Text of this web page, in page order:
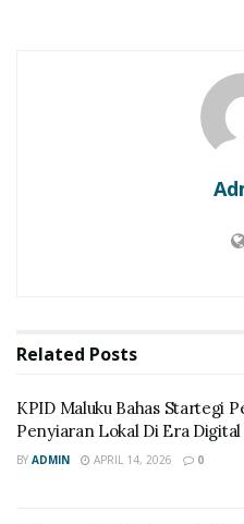
Related Posts
KPID Maluku Bahas Startegi
Penyiaran Lokal Di Era Digital
BY ADMIN APRIL 14, 2026 0